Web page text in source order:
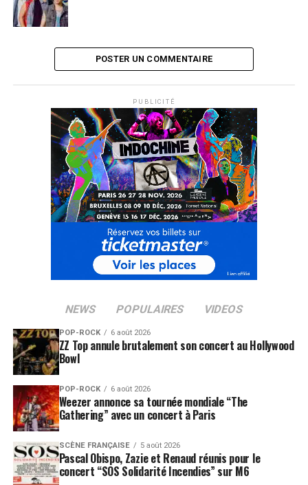
SUJETS ASSOCIÉS: DEBOUT SUR LE ZINC
LA RUE KETANOU
POSTER UN COMMENTAIRE
PUBLICITÉ
NEWS POPULAIRES VIDEOS
POP-ROCK 6 août 2026
ZZ Top annule brutalement son concert au Hollywood
Bowl
POP-ROCK 6 août 2026
Weezer annonce sa tournée mondiale “The
Gathering” avec un concert à Paris
SCÈNE FRANÇAISE 5 août 2026
Pascal Obispo, Zazie et Renaud réunis pour le
concert “SOS Solidarité Incendies” sur M6